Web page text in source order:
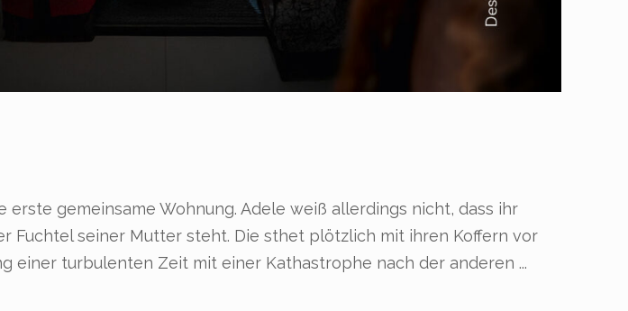
gemeinsame Wohnung. Adele weiß allerdings nicht, dass ihr
Fuchtel seiner Mutter steht. Die sthet plötzlich mit ihren Koffern vor
einer turbulenten Zeit mit einer Kathastrophe nach der anderen ...